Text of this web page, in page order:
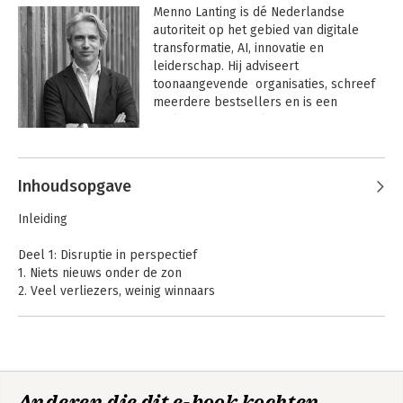
Menno Lanting is dé Nederlandse
autoriteit op het gebied van digitale
transformatie, AI, innovatie en
leiderschap. Hij adviseert
toonaangevende  organisaties, schreef
meerdere bestsellers en is een
Met 25 jaar ervaring in verschillende
Zijn bestsellers zijn inmiddels al door
meer dan 250.000 mensen gelezen.
Andere boeken door Menno Lanting
Inhoudsopgave
Inleiding
Deel 1: Disruptie in perspectief
1. Niets nieuws onder de zon
2. Veel verliezers, weinig winnaars
Deel 2: Schijnbare tegenstellingen